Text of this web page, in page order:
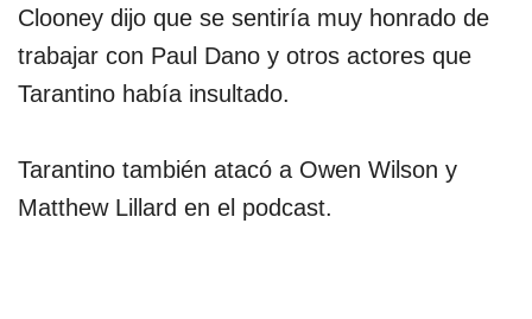
Clooney dijo que se sentiría muy honrado de
trabajar con Paul Dano y otros actores que
Tarantino había insultado.
Tarantino también atacó a Owen Wilson y
Matthew Lillard en el podcast.